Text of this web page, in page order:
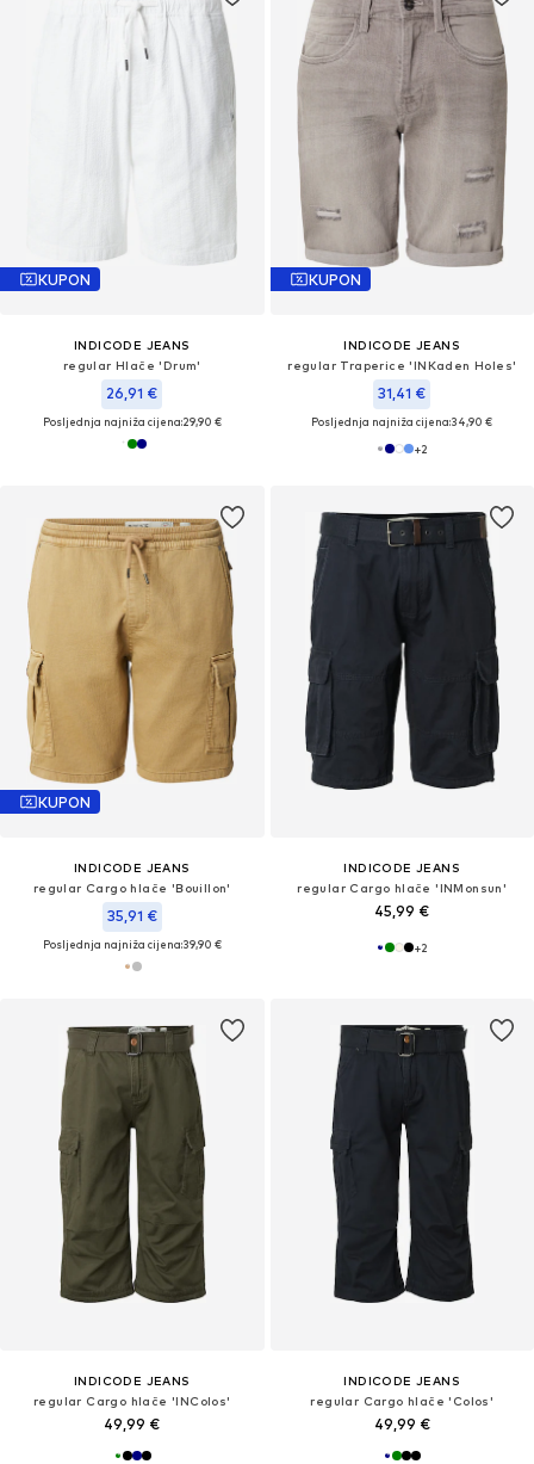
KUPON
INDICODE JEANS
regular Hlače 'Drum'
26,91 €
Posljednja najniža cijena:29,90 €
KUPON
INDICODE JEANS
regular Traperice 'INKaden Holes'
31,41 €
Posljednja najniža cijena:34,90 €
+2
KUPON
INDICODE JEANS
regular Cargo hlače 'Bouillon'
35,91 €
Posljednja najniža cijena:39,90 €
INDICODE JEANS
regular Cargo hlače 'INMonsun'
45,99 €
+2
INDICODE JEANS
regular Cargo hlače 'INColos'
49,99 €
INDICODE JEANS
regular Cargo hlače 'Colos'
49,99 €